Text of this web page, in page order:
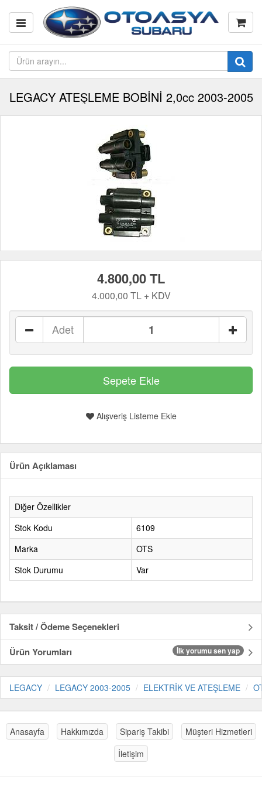
LEGACY ATEŞLEME BOBİNİ 2,0cc 2003-2005
4.800,00 TL
4.000,00 TL + KDV
Adet
Alışveriş Listeme Ekle
Ürün Açıklaması
Diğer Özellikler
Stok Kodu
6109
Marka
OTS
Stok Durumu
Var
Taksit / Ödeme Seçenekleri
Ürün Yorumları
İlk yorumu sen yap
LEGACY LEGACY 2003-2005 ELEKTRİK VE ATEŞLEME
Anasayfa Hakkımızda Sipariş Takibi
Müşteri Hizmetleri
İletişim